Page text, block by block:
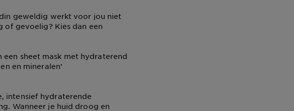
geweldig werkt voor jou niet
of gevoelig? Kies dan een
sheet mask met hydraterend
en mineralen’
intensief hydraterende
Wanneer je huid droog en